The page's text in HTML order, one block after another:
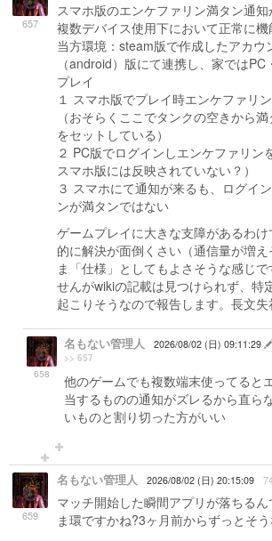
657
スマホ版のエンケファリン満タン通
複数デバイス使用下において正常に機
当方環境：steam版で作成したアカウ
（android）版にて連携し、家では
プレイ
１ スマホ版でプレイ時エンケファリ
（おそらくここでタンクの空きから
をセットしている）
２ PC版でログインしエンケファリン
スマホ版には反映されていない？）
３ スマホにて通知が来るも、ログイ
ンが満タンではない
ゲームプレイに大きな支障があるわ
的に解決が面倒くさい（通信量が増
ま「仕様」としてもよさそうな感じ
せんがwikiの記載は見つけられず、特
起こりそうなので報告します。長文失
658
名もない管理人 2026/08/02 (日) 09:11:29
>> 657
他のゲームでも複数端末使ってると
当するものの通知がズレるから直ら
いものと割り切った方がいい
659
名もない管理人 2026/08/02 (日) 20:15:09
マッチ開始した瞬間アプリが落ちる
ま環ですかね?3ヶ月前からずっとそ